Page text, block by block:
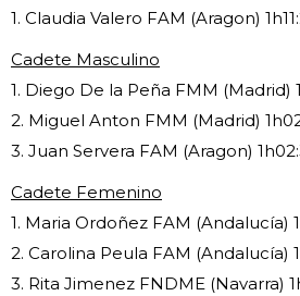
1. Claudia Valero FAM (Aragon)
Cadete Masculino
1. Diego De la Peña FMM (Madrid)
2. Miguel Anton FMM (Madrid)
3. Juan Servera FAM (Aragon)
Cadete Femenino
1. Maria Ordoñez FAM (Andalucía)
2. Carolina Peula FAM (Andalucía)
3. Rita Jimenez FNDME (Navarra)